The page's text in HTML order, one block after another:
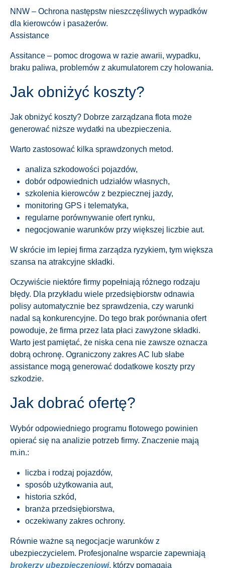
NNW – Ochrona następstw nieszczęśliwych wypadków
dla kierowców i pasażerów.
Assistance
Assitance – pomoc drogowa w razie awarii, wypadku,
braku paliwa, problemów z akumulatorem czy holowania.
Jak obniżyć koszty?
Jak obniżyć koszty? Dobrze zarządzana flota może
generować niższe wydatki na ubezpieczenia.
Warto zastosować kilka sprawdzonych metod.
analiza szkodowości pojazdów,
dobór odpowiednich udziałów własnych,
szkolenia kierowców z bezpiecznej jazdy,
monitoring GPS i telematyka,
regularne porównywanie ofert rynku,
negocjowanie warunków przy większej liczbie aut.
W skrócie im lepiej firma zarządza ryzykiem, tym większa
szansa na atrakcyjne składki.
Oczywiście niektóre firmy popełniają różnego rodzaju
błędy. Dla przykładu wiele przedsiębiorstw odnawia
polisy automatycznie bez sprawdzenia, czy warunki
nadal są konkurencyjne. Do tego brak porównania ofert
powoduje, że firma przez lata płaci zawyżone składki.
Warto jest pamiętać, że niska cena nie zawsze oznacza
dobrą ochronę. Ograniczony zakres AC lub słabe
assistance mogą generować dodatkowe koszty przy
szkodzie.
Jak dobrać ofertę?
Wybór odpowiedniego programu flotowego powinien
opierać się na analizie potrzeb firmy. Znaczenie mają
m.in.:
liczba i rodzaj pojazdów,
sposób użytkowania aut,
historia szkód,
branża przedsiębiorstwa,
oczekiwany zakres ochrony.
Równie ważne są negocjacje warunków z
ubezpieczycielem. Profesjonalne wsparcie zapewniają
brokerzy ubezpieczeniowi, którzy pomagają